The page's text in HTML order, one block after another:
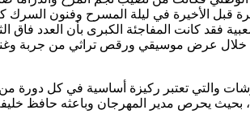
فقد كانت المفاجئة الكبرى بأن العدد فاق
والتي تعتبر ركيزة أساسية في كل دورة من
بحيث يحرص مدير المهرجان وباعثه حافظ